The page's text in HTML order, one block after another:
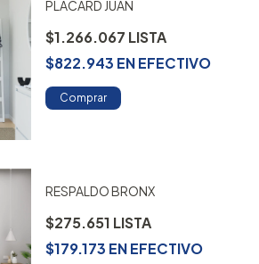
PLACARD JUAN
$1.266.067
$822.943 ENEFECTIVO
Comprar
RESPALDO BRONX
$275.651
$179.173 ENEFECTIVO